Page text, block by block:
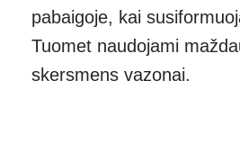
pabaigoje, kai
Tuomet naudojami
skersmens vazonai.